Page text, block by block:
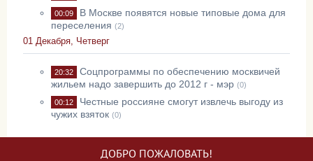
00:09
В Москве появятся новые типовые дома для
переселения (2)
01 Декабря, Четверг
20:32
Соцпрограммы по обеспечению москвичей
жильем надо завершить до 2012 г - мэр (0)
00:12
Честные россияне смогут извлечь выгоду из
чужих взяток (0)
ДОБРО ПОЖАЛОВАТЬ!